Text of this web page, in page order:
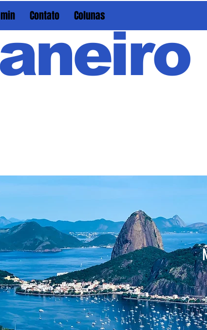
Contato Colunas